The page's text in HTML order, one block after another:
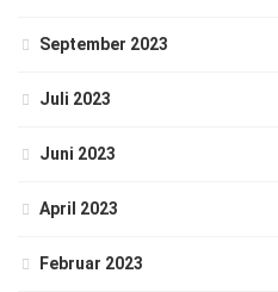
September 2023
Juli 2023
Juni 2023
April 2023
Februar 2023